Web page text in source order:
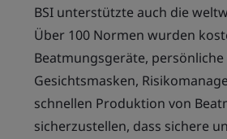
BSI unterstützte auch die
Über 100 Normen wurden
Beatmungsgeräte,
Gesichtsmasken,
schnellen Produktion von
sicherzustellen, dass sichere